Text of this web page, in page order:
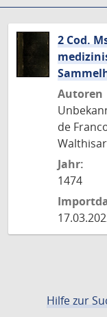
2 Cod.
Autoren
de
Jahr:
1474
Hilfe zur